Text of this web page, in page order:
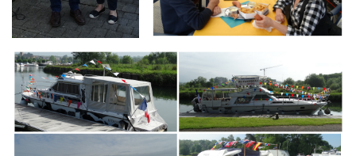
Branding
ARMCHAIR